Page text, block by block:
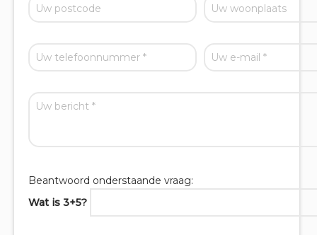
Beantwoord onderstaande vraag:
Wat is 3+5?